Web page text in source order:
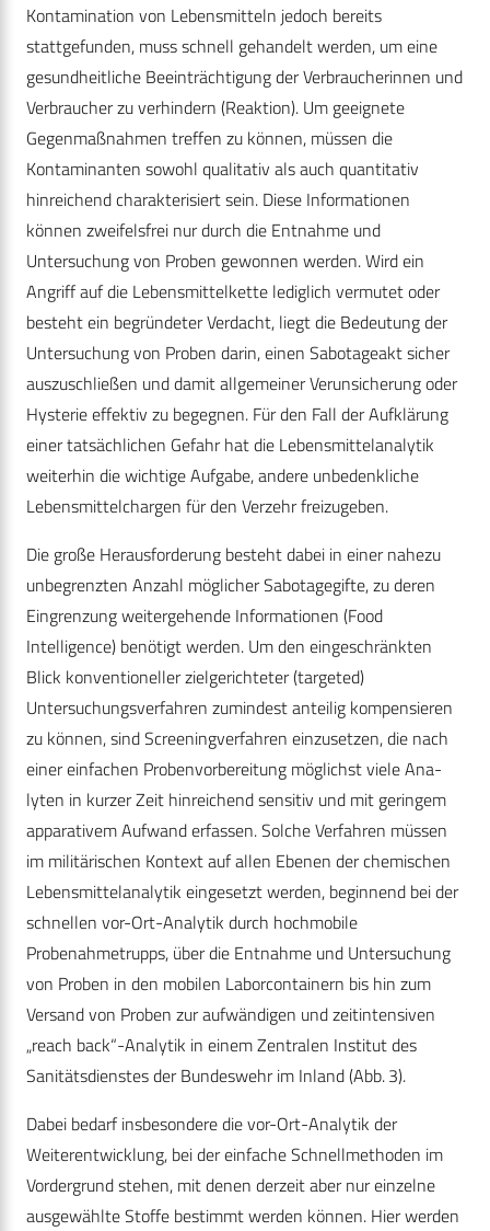
Kontamination von Lebensmitteln jedoch bereits
stattgefunden, muss schnell gehandelt werden, um eine
gesundheitliche Beeinträchtigung der Verbraucherinnen und
Verbraucher zu verhindern (Reaktion). Um geeignete
Gegenmaßnahmen treffen zu können, müssen die
Kontaminanten sowohl qualitativ als auch quantitativ
hinreichend charakterisiert sein. Diese Informationen
können zweifelsfrei nur durch die Entnahme und
Untersuchung von Proben gewonnen werden. Wird ein
Angriff auf die Lebensmittelkette lediglich vermutet oder
besteht ein begründeter Verdacht, liegt die Bedeutung der
Untersuchung von Proben darin, einen Sabotageakt sicher
auszuschließen und damit allgemeiner Verunsicherung oder
Hysterie effektiv zu begegnen. Für den Fall der Aufklärung
einer tatsächlichen Gefahr hat die Lebensmittelanalytik
weiterhin die wichtige Aufgabe, andere unbedenkliche
Lebensmittelchargen für den Verzehr freizugeben.
Die große Herausforderung besteht dabei in einer nahezu
unbegrenzten Anzahl möglicher Sabotagegifte, zu deren
Eingrenzung weitergehende Informationen (Food
Intelligence) benötigt werden. Um den eingeschränkten
Blick konventioneller zielgerichteter (targeted)
Untersuchungsverfahren zumindest anteilig kompensieren
zu können, sind Screeningverfahren einzusetzen, die nach
einer einfachen Probenvorbereitung möglichst viele Ana­
lyten in kurzer Zeit hinreichend sensitiv und mit geringem
apparativem Aufwand erfassen. Solche Verfahren müssen
im ­militärischen Kontext auf allen Ebenen der chemischen
Lebensmittelanalytik eingesetzt werden, beginnend bei der
schnellen vor-Ort-Analytik durch hochmobile
Probenahmetrupps, über die Entnahme und Untersuchung
von Proben in den mobilen Laborcontainern bis hin zum
Versand von Proben zur aufwändigen und zeitintensiven
„reach back“-Analytik in einem Zentralen Institut des
Sanitätsdienstes der Bundeswehr im Inland (Abb. 3).
Dabei bedarf insbesondere die vor-Ort-Analytik der
Weiterentwicklung, bei der einfache Schnellmethoden im
Vordergrund stehen, mit denen derzeit aber nur einzelne
ausgewählte Stoffe bestimmt werden können. Hier werden